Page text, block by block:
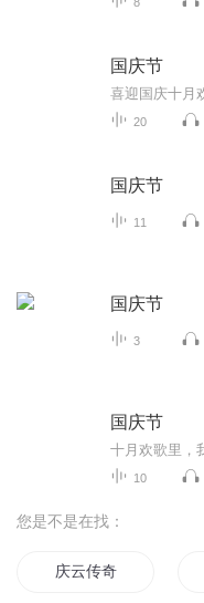
国庆节
20
国庆节
11
国庆节
3
国庆节
10
您是不是在找：
庆云传奇